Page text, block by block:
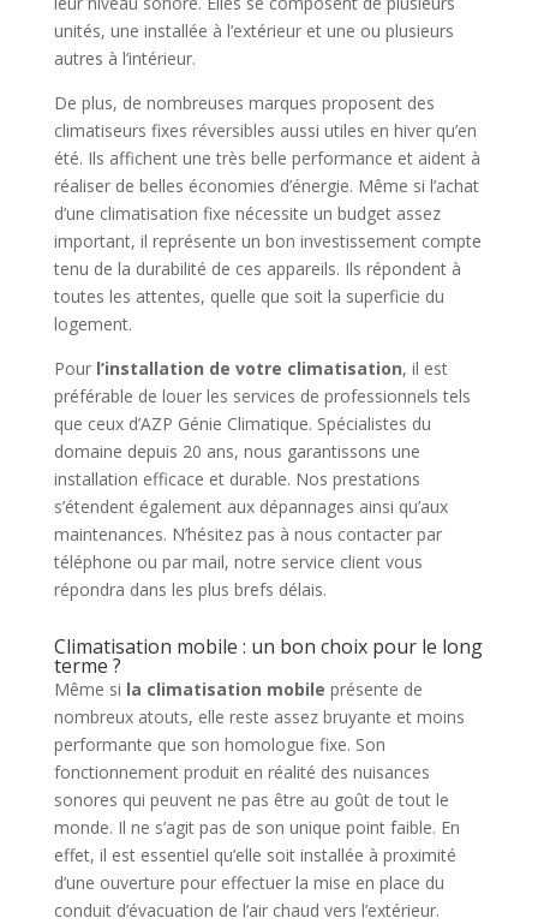
unités, une installée à l’extérieur et une ou plusieurs
autres à l’intérieur.
De plus, de nombreuses marques proposent des
climatiseurs fixes réversibles aussi utiles en hiver qu’en
été. Ils affichent une très belle performance et aident à
réaliser de belles économies d’énergie. Même si l’achat
d’une climatisation fixe nécessite un budget assez
important, il représente un bon investissement compte
tenu de la durabilité de ces appareils. Ils répondent à
toutes les attentes, quelle que soit la superficie du
logement.
Pour l’installation de votre climatisation, il est
préférable de louer les services de professionnels tels
que ceux d’AZP Génie Climatique. Spécialistes du
domaine depuis 20 ans, nous garantissons une
installation efficace et durable. Nos prestations
s’étendent également aux dépannages ainsi qu’aux
maintenances. N’hésitez pas à nous contacter par
téléphone ou par mail, notre service client vous
répondra dans les plus brefs délais.
Climatisation mobile : un bon choix pour le long
terme ?
Même si la climatisation mobile présente de
nombreux atouts, elle reste assez bruyante et moins
performante que son homologue fixe. Son
fonctionnement produit en réalité des nuisances
sonores qui peuvent ne pas être au goût de tout le
monde. Il ne s’agit pas de son unique point faible. En
effet, il est essentiel qu’elle soit installée à proximité
d’une ouverture pour effectuer la mise en place du
conduit d’évacuation de l’air chaud vers l’extérieur.